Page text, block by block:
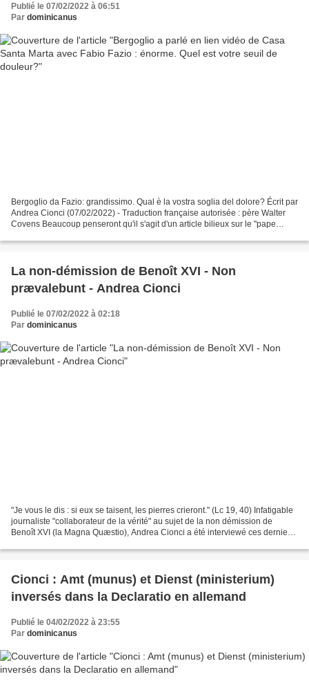
Publié le 07/02/2022 à 06:51
Par dominicanus
Bergoglio da Fazio: grandissimo. Qual è la vostra soglia del dolore? Écrit par
Andrea Cionci (07/02/2022) - Traduction française autorisée : père Walter
Covens Beaucoup penseront qu'il s'agit d'un article bilieux sur le "pape
La non-démission de Benoît XVI - Non
prævalebunt - Andrea Cionci
Publié le 07/02/2022 à 02:18
Par dominicanus
"Je vous le dis : si eux se taisent, les pierres crieront." (Lc 19, 40) Infatigable
journaliste "collaborateur de la vérité" au sujet de la non démission de
Benoît XVI (la Magna Quæstio), Andrea Cionci a été interviewé ces derniers
Cionci : Amt (munus) et Dienst (ministerium)
inversés dans la Declaratio en allemand
Publié le 04/02/2022 à 23:55
Par dominicanus